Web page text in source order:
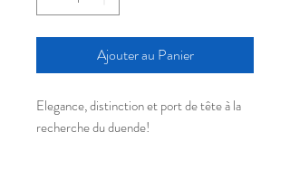
Ajouter au Panier
Elegance, distinction et port de tête à la
recherche du duende!